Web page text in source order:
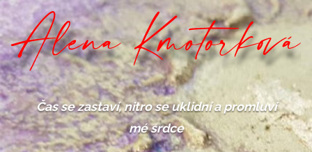
Čas se zastaví,nitro se uklidnía promluví
mé srdce